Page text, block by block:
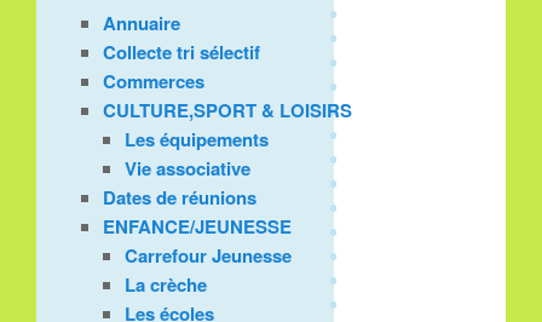
Annuaire
Collecte tri sélectif
Commerces
CULTURE,SPORT & LOISIRS
Les équipements
Vie associative
Dates de réunions
ENFANCE/JEUNESSE
Carrefour Jeunesse
La crèche
Les écoles